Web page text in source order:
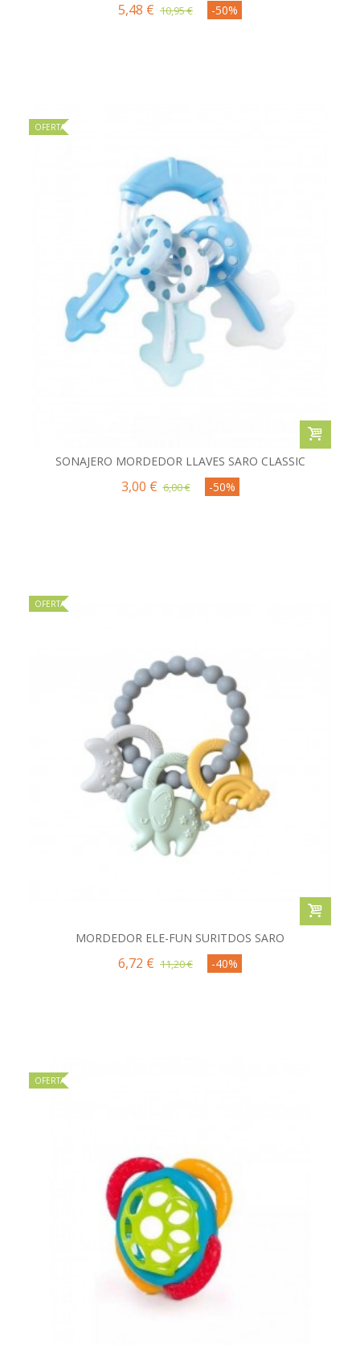
5,48 € 10,95 € -50%
OFERTA
SONAJERO MORDEDOR LLAVES SARO CLASSIC
3,00 € 6,00 € -50%
OFERTA
MORDEDOR ELE-FUN SURITDOS SARO
6,72 € 11,20 € -40%
OFERTA